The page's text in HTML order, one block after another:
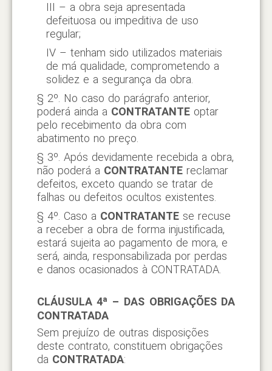
III – a obra seja apresentada
defeituosa ou impeditiva de uso
regular;
IV – tenham sido utilizados materiais
de má qualidade, comprometendo a
solidez e a segurança da obra.
§ 2º. No caso do parágrafo anterior,
poderá ainda a CONTRATANTEoptar
pelo recebimento da obra com
abatimento no preço.
§ 3º. Após devidamente recebida a obra,
não poderá a CONTRATANTEreclamar
defeitos, exceto quando se tratar de
falhas ou defeitos ocultos existentes.
§ 4º. Caso a CONTRATANTEse recuse
a receber a obra de forma injustificada,
estará sujeita ao pagamento de mora, e
será, ainda, responsabilizada por perdas
e danos ocasionados à CONTRATADA.
CLÁUSULA 4ª – DAS OBRIGAÇÕES DA
CONTRATADA
Sem prejuízo de outras disposições
deste contrato, constituem obrigações
da CONTRATADA: